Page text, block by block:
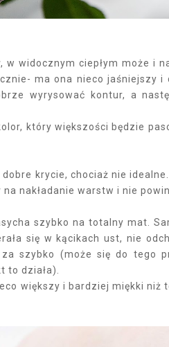
w widocznym ciepłym może i
ma ona nieco jaśniejszy
wyrysować kontur, a
który większości będzie
dobre krycie, chociaż nie
nakładanie warstw i nie
szybko na totalny mat.
się w kącikach ust, nie
za szybko (może się do tego
to działa).
większy i bardziej miękki niż